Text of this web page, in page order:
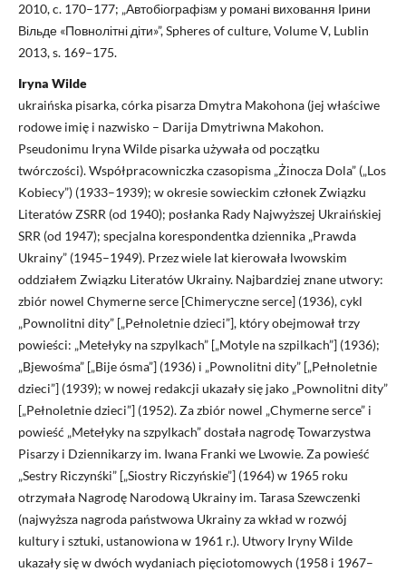
2010, c. 170–177; „Автобіографізм у романі виховання Ірини
Вільде «Повнолітні діти»”, Spheres of culture, Volume V, Lublin
2013, s. 169–175.
Iryna Wilde
ukraińska pisarka, córka pisarza Dmytra Makohona (jej właściwe
rodowe imię i nazwisko – Darija Dmytriwna Makohon.
Pseudonimu Iryna Wilde pisarka używała od początku
twórczości). Współpracowniczka czasopisma „Żinocza Dola” („Los
Kobiecy”) (1933–1939); w okresie sowieckim członek Związku
Literatów ZSRR (od 1940); posłanka Rady Najwyższej Ukraińskiej
SRR (od 1947); specjalna korespondentka dziennika „Prawda
Ukrainy” (1945–1949). Przez wiele lat kierowała lwowskim
oddziałem Związku Literatów Ukrainy. Najbardziej znane utwory:
zbiór nowel Chymerne serce [Chimeryczne serce] (1936), cykl
„Pownolitni dity” [„Pełnoletnie dzieci”], który obejmował trzy
powieści: „Metełyky na szpylkach” [„Motyle na szpilkach”] (1936);
„Bjewośma” [„Bije ósma”] (1936) i „Pownolitni dity” [„Pełnoletnie
dzieci”] (1939); w nowej redakcji ukazały się jako „Pownolitni dity”
[„Pełnoletnie dzieci”] (1952). Za zbiór nowel „Chymerne serce” i
powieść „Metełyky na szpylkach” dostała nagrodę Towarzystwa
Pisarzy i Dziennikarzy im. Iwana Franki we Lwowie. Za powieść
„Sestry Riczynśki” [„Siostry Riczyńskie”] (1964) w 1965 roku
otrzymała Nagrodę Narodową Ukrainy im. Tarasa Szewczenki
(najwyższa nagroda państwowa Ukrainy za wkład w rozwój
kultury i sztuki, ustanowiona w 1961 r.). Utwory Iryny Wilde
ukazały się w dwóch wydaniach pięciotomowych (1958 i 1967–